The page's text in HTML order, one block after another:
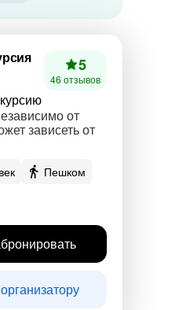
от
зависеть от
5
46 отзывов
Пешком